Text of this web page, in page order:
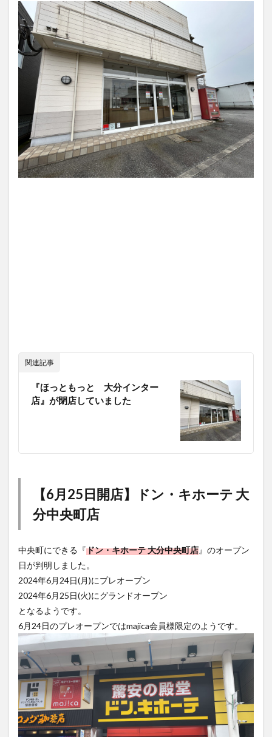
関連記事
『ほっともっと 大分インター
店』が閉店していました
【6月25日開店】ドン・キホーテ 大
分中央町店
中央町にできる『ドン・キホーテ 大分中央町店』のオープン
日が判明しました。
2024年6月24日(月)にプレオープン
2024年6月25日(火)にグランドオープン
となるようです。
6月24日のプレオープンではmajica会員様限定のようです。